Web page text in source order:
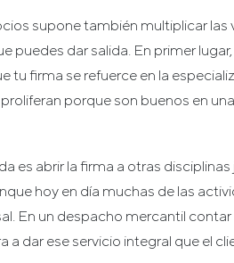
supone también multiplicar
puedes dar salida. En primer
tu firma se refuerce en la
porque son buenos en
es abrir la firma a otras
hoy en día muchas de las
En un despacho mercantil
a dar ese servicio integral que el